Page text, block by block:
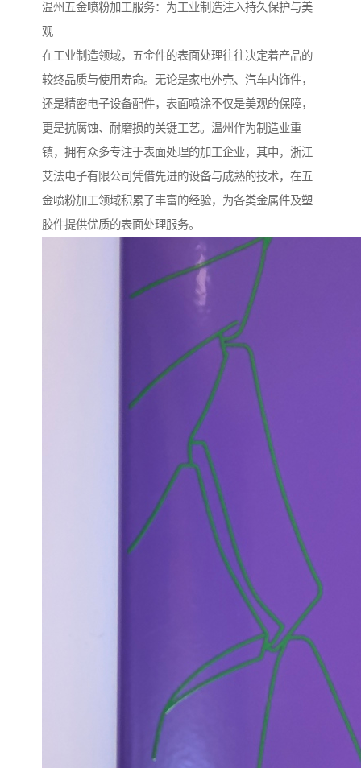
温州五金喷粉加工服务：为工业制造注入持久保护与美
观
在工业制造领域，五金件的表面处理往往决定着产品的
较终品质与使用寿命。无论是家电外壳、汽车内饰件，
还是精密电子设备配件，表面喷涂不仅是美观的保障，
更是抗腐蚀、耐磨损的关键工艺。温州作为制造业重
镇，拥有众多专注于表面处理的加工企业，其中，浙江
艾法电子有限公司凭借先进的设备与成熟的技术，在五
金喷粉加工领域积累了丰富的经验，为各类金属件及塑
胶件提供优质的表面处理服务。